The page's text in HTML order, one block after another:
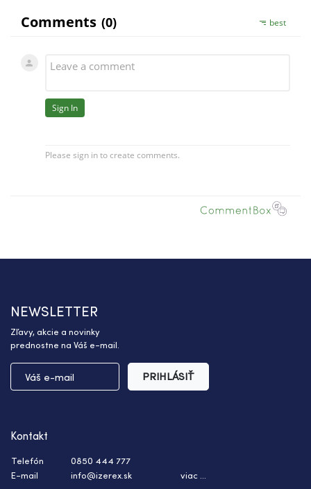
NEWSLETTER
Zľavy, akcie a novinky
prednostne na Váš e-mail.
PRIHLÁSIŤ
Kontakt
Telefón
0850 444 777
E-mail
info@izerex.sk viac ...